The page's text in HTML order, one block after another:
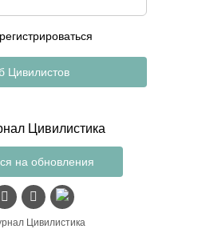
на обновления
Цивилистика
Цивилистов